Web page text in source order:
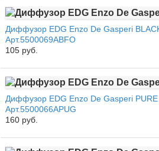
Диффузор EDG Enzo De Gasperi
Арт.5500069ABFO
105 руб.
Диффузор EDG Enzo De Gasperi PURE
Арт.5500066APUG
160 руб.